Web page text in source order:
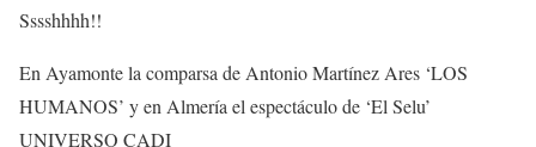
Sssshhhh!!
En Ayamonte la comparsa de Antonio Martínez Ares ‘LOS
HUMANOS’ y en Almería el espectáculo de ‘El Selu’
UNIVERSO CADI